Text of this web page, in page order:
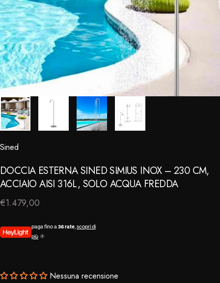
Sined
DOCCIA ESTERNASINEDSIMIUS INOX – 230 CM,
ACCIAIO AISI 316L, SOLO ACQUA FREDDA
€1.479,00
paga fino a 36 rate, scopri di
più
Nessuna recensione